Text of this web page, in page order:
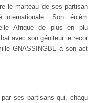
le marteau de ses
internationale.
Son
Afrique de plus en
avec son géniteur le
GNASSINGBE à son
ses partisans qui,